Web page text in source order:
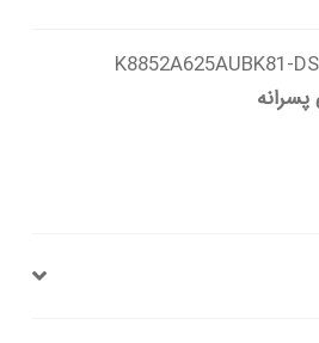
K8852A625AUBK81-
پسرانه